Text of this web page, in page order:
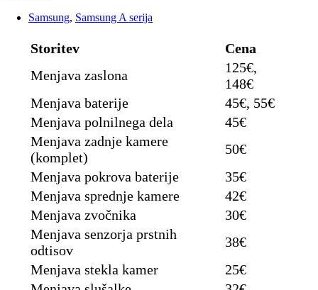
Samsung, Samsung A serija
Storitev
Cena
Menjava zaslona
125€,
148€
Menjava baterije
45€, 55€
Menjava polnilnega dela
45€
Menjava zadnje kamere
(komplet)
50€
Menjava pokrova baterije
35€
Menjava sprednje kamere
42€
Menjava zvočnika
30€
Menjava senzorja prstnih
odtisov
38€
Menjava stekla kamer
25€